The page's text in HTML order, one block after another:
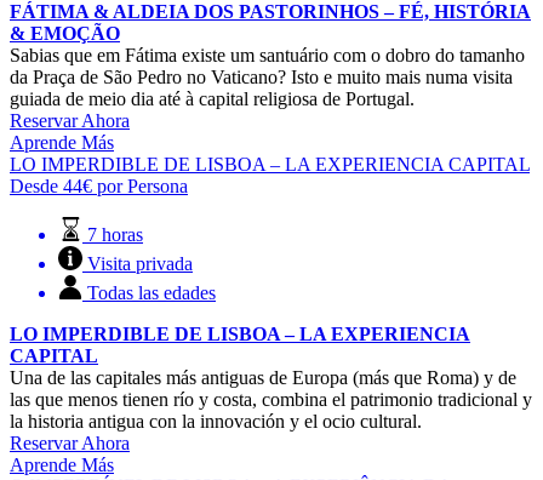
FÁTIMA & ALDEIA DOS PASTORINHOS – FÉ, HISTÓRIA
& EMOÇÃO
Sabias que em Fátima existe um santuário com o dobro do tamanho
da Praça de São Pedro no Vaticano? Isto e muito mais numa visita
guiada de meio dia até à capital religiosa de Portugal.
Reservar Ahora
Aprende Más
LO IMPERDIBLE DE LISBOA – LA EXPERIENCIA CAPITAL
Desde 44€ por Persona
7 horas
Visita privada
Todas las edades
LO IMPERDIBLE DE LISBOA – LA EXPERIENCIA
CAPITAL
Una de las capitales más antiguas de Europa (más que Roma) y de
las que menos tienen río y costa, combina el patrimonio tradicional y
la historia antigua con la innovación y el ocio cultural.
Reservar Ahora
Aprende Más